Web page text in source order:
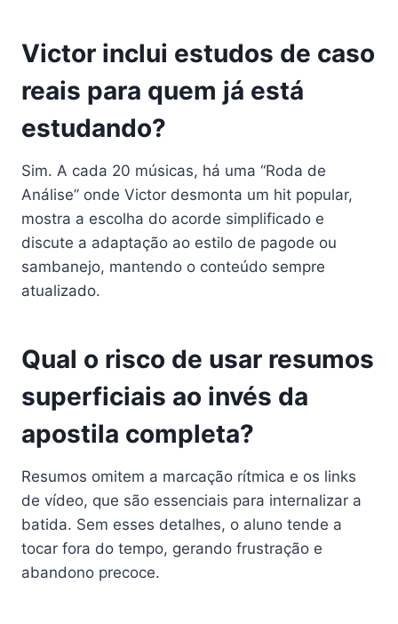
Victor inclui estudos de caso
reais para quem já está
estudando?
Sim. A cada 20 músicas, há uma “Roda de
Análise” onde Victor desmonta um hit popular,
mostra a escolha do acorde simplificado e
discute a adaptação ao estilo de pagode ou
sambanejo, mantendo o conteúdo sempre
atualizado.
Qual o risco de usar resumos
superficiais ao invés da
apostila completa?
Resumos omitem a marcação rítmica e os links
de vídeo, que são essenciais para internalizar a
batida. Sem esses detalhes, o aluno tende a
tocar fora do tempo, gerando frustração e
abandono precoce.